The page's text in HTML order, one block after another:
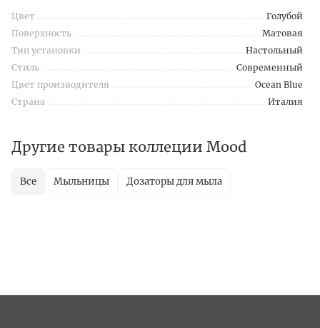
Цвет
Голубой
Поверхность
Матовая
Тип установки
Настольный
Стиль
Современный
Цвет производителя
Ocean Blue
Страна
Италия
Другие товары коллеции Mood
Все Мыльницы Дозаторы для мыла